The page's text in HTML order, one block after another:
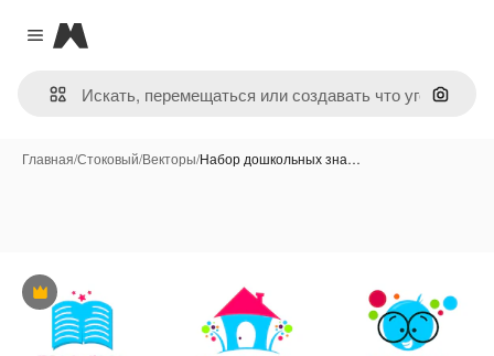
Close menu
Magnific
Поиск
Главная/Стоковый/Векторы/Набор дошкольных зна…
Премиум